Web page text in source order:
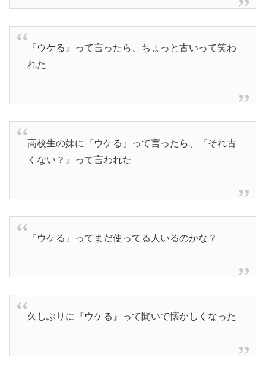
『ウケる』って言ったら、ちょっと古いって笑わ
れた
高校生の妹に『ウケる』って言ったら、『それ古
くない？』って言われた
『ウケる』ってまだ使ってる人いるのかな？
久しぶりに『ウケる』って聞いて懐かしくなった